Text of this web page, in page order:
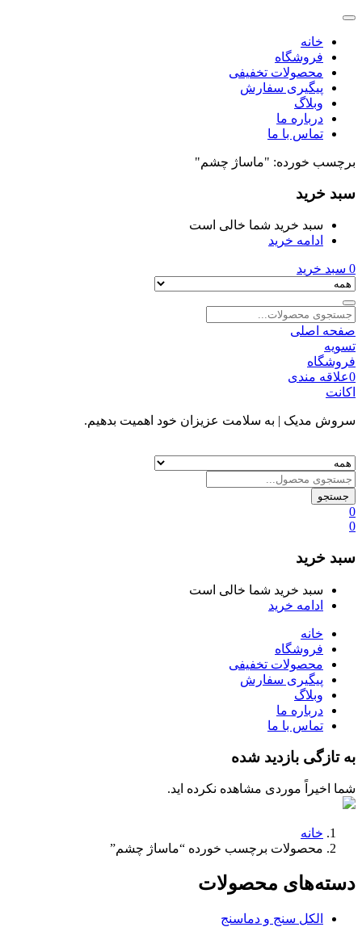
خانه
فروشگاه
محصولات تخفیفی
پیگیری سفارش
وبلاگ
درباره ما
تماس با ما
برچسب خورده: "ماساژ چشم"
سبد خرید
سبد خرید شما خالی است
ادامه خرید
0 سبد خرید
صفحه اصلی
تسویه
فروشگاه
0علاقه مندی
اکانت
سروش مدیک | به سلامت عزیزان خود اهمیت بدهیم.
جستجو
0
0
سبد خرید
سبد خرید شما خالی است
ادامه خرید
خانه
فروشگاه
محصولات تخفیفی
پیگیری سفارش
وبلاگ
درباره ما
تماس با ما
به تازگی بازدید شده
شما اخیراً موردی مشاهده نکرده اید.
خانه
محصولات برچسب خورده “ماساژ چشم”
دسته‌های محصولات
الکل سنج و دماسنج